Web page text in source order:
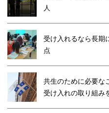
人
受け入れるなら長
点
共生のために必要
受け入れの取り組み